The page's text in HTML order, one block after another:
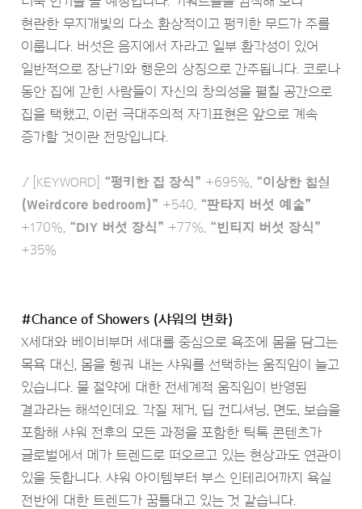
현란한 무지개빛의 다소 환상적이고 펑키한 무드가 주를
이룹니다. 버섯은 음지에서 자라고 일부 환각성이 있어
일반적으로 장난기와 행운의 상징으로 간주됩니다. 코로나
동안 집에 갇힌 사람들이 자신의 창의성을 펼칠 공간으로
집을 택했고, 이런 극대주의적 자기표현은 앞으로 계속
증가할 것이란 전망입니다.
Ι[KEYWORD] “펑키한 집 장식” +695%, “이상한 침실
(Weirdcore bedroom)” +540, “판타지 버섯 예술”
+170%, “DIY 버섯 장식” +77%, “빈티지 버섯 장식”
+35%
#Chance of Showers (샤워의 변화)
X세대와 베이비부머 세대를 중심으로 욕조에 몸을 담그는
목욕 대신, 몸을 헹궈 내는 샤워를 선택하는 움직임이 늘고
있습니다. 물 절약에 대한 전세계적 움직임이 반영된
결과라는 해석인데요. 각질 제거, 딥 컨디셔닝, 면도, 보습을
포함해 샤워 전후의 모든 과정을 포함한 틱톡 콘텐츠가
글로벌에서 메가 트렌드로 떠오르고 있는 현상과도 연관이
있을 듯합니다. 샤워 아이템부터 부스 인테리어까지 욕실
전반에 대한 트렌드가 꿈틀대고 있는 것 같습니다.